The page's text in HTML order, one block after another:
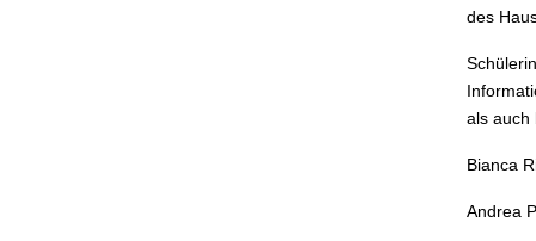
des
als auch
Bianca
Andrea